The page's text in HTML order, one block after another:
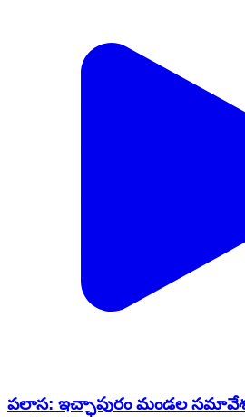
పలాస: ఇచ్ఛాపురం మండల